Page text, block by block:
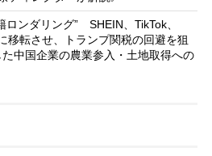
ロンダリング” SHEIN、TikTok、
転させ、トランプ関税の回避を狙
中国企業の農業参入・土地取得への